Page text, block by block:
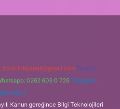
backlinkpaneli@gmail.com Teams:
0262 606 0 726 Telegram:
@karabul
Kanun gereğince Bilgi Teknolojileri